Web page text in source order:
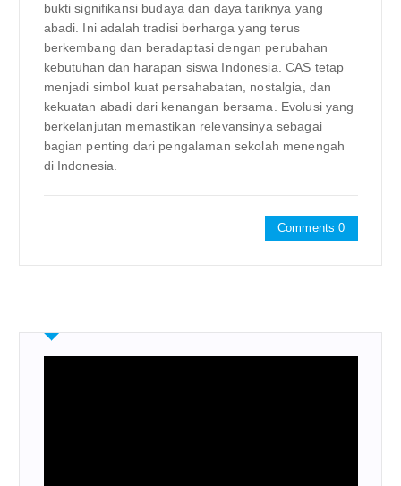
bukti signifikansi budaya dan daya tariknya yang
abadi. Ini adalah tradisi berharga yang terus
berkembang dan beradaptasi dengan perubahan
kebutuhan dan harapan siswa Indonesia. CAS tetap
menjadi simbol kuat persahabatan, nostalgia, dan
kekuatan abadi dari kenangan bersama. Evolusi yang
berkelanjutan memastikan relevansinya sebagai
bagian penting dari pengalaman sekolah menengah
di Indonesia.
Comments 0